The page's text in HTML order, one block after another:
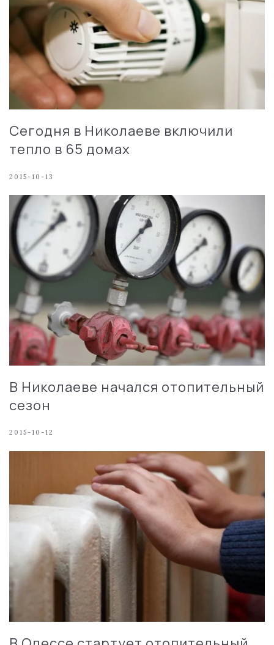
Сегодня в Николаеве включили
тепло в 65 домах
2015-10-13
В Николаеве начался отопительный
сезон
2015-10-12